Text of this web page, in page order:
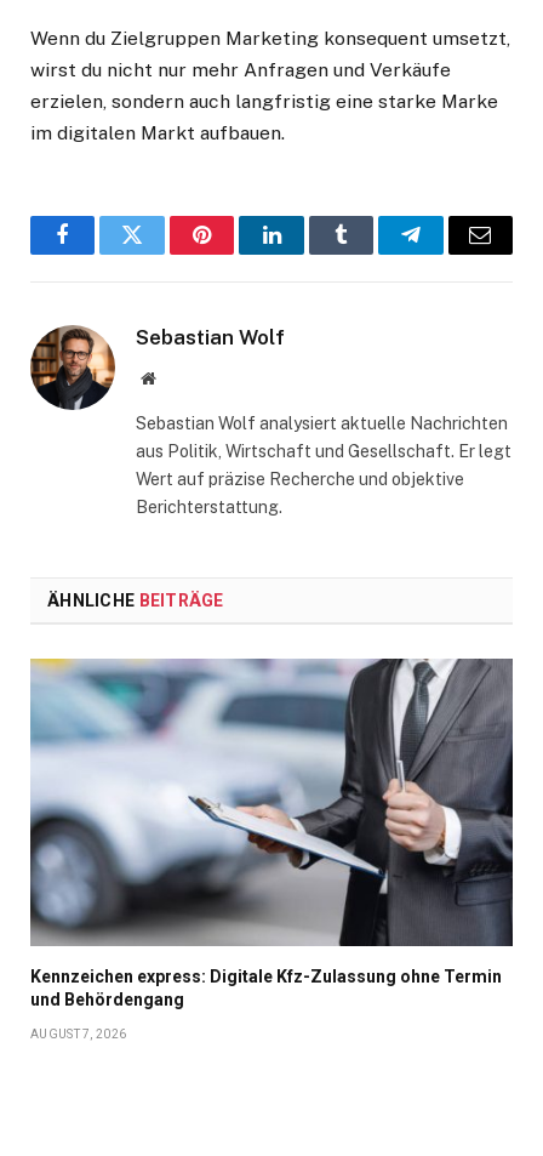
Wenn du Zielgruppen Marketing konsequent umsetzt,
wirst du nicht nur mehr Anfragen und Verkäufe
erzielen, sondern auch langfristig eine starke Marke
im digitalen Markt aufbauen.
FacebookTwitter PinterestLinkedInTumblr TelegramEmail
Sebastian Wolf
Website
Sebastian Wolf analysiert aktuelle Nachrichten
aus Politik, Wirtschaft und Gesellschaft. Er legt
Wert auf präzise Recherche und objektive
Berichterstattung.
ÄHNLICHE BEITRÄGE
Kennzeichen express: Digitale Kfz-Zulassung ohne Termin
und Behördengang
AUGUST 7, 2026